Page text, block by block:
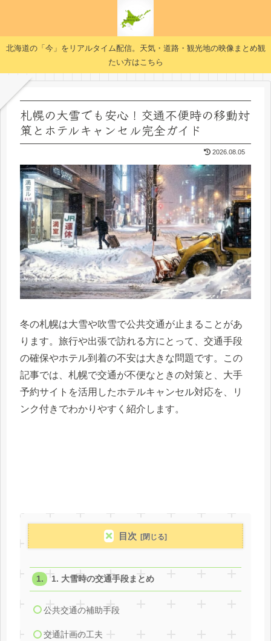
北海道の「今」をリアルタイム配信。天気・道路・観光地の映像まとめ観
たい方はこちら
札幌の大雪でも安心！交通不便時の移動対
策とホテルキャンセル完全ガイド
2026.08.05
冬の札幌は大雪や吹雪で公共交通が止まることがあ
ります。旅行や出張で訪れる方にとって、交通手段
の確保やホテル到着の不安は大きな問題です。この
記事では、札幌で交通が不便なときの対策と、大手
予約サイトを活用したホテルキャンセル対応を、リ
ンク付きでわかりやすく紹介します。
目次
1. 大雪時の交通手段まとめ
公共交通の補助手段
交通計画の工夫